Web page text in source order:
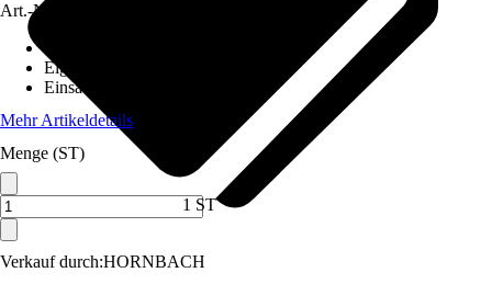
Verkauf durch:HORNBACH
Art.-Nr.
Eigenschaft
Einsatzbereich
Mehr Artikeldetails
Menge (ST)
1 ST